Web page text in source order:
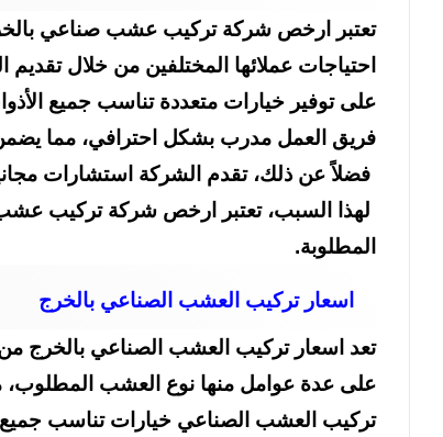
تعتبر ارخص شركة تركيب عشب صناعي
احتياجات عملائها المختلفين من خلال
على توفير خيارات متعددة تناسب جميع
فريق العمل مدرب بشكل احترافي، مما
فضلاً عن ذلك، تقدم الشركة استشارات
لهذا السبب، تعتبر ارخص شركة تركيب عشب
المطلوبة.
اسعار تركيب العشب الصناعي بالخرج
تعد اسعار تركيب العشب الصناعي بالخرج
على عدة عوامل منها نوع العشب المطلوب،
تركيب العشب الصناعي خيارات تناسب جميع